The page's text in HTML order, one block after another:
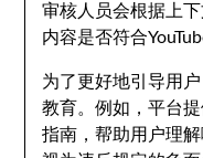
审核人员会根据上
内容是否符合
为了更好地引导用
教育。例如，平台
指南，帮助用户理